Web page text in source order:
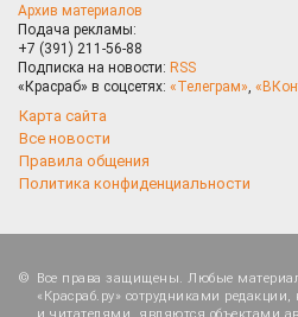
Архив материалов
Подача рекламы:
+7 (391) 211-56-88
Подписка на новости: RSS
«Красраб» в соцсетях: «Телеграм»,
Карта сайта
Все новости
Правила общения
Политика конфиденциальности
Все права защищены. Любые
«Красраб.ру» сотрудниками